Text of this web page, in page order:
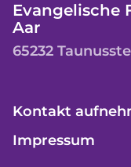
Evangelische
Aar
65232
Kontakt
Impressum